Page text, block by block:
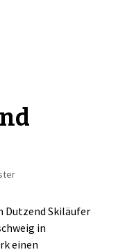
Dutzend Skiläufer
in
einen